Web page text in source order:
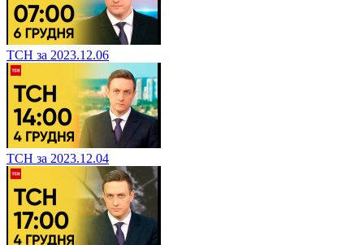
ТСН за 2023.12.06
ТСН за 2023.12.04